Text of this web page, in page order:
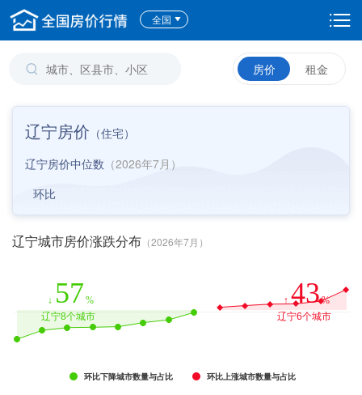
全国
房价 租金
辽宁房价 （住宅）
辽宁房价中位数 （2026年7月）
环比
辽宁城市房价涨跌分布 （2026年7月）
环比下降城市数量与占比 环比上涨城市数量与占比
↓ 57 %
辽宁8个城市
↑ 43%
辽宁6个城市